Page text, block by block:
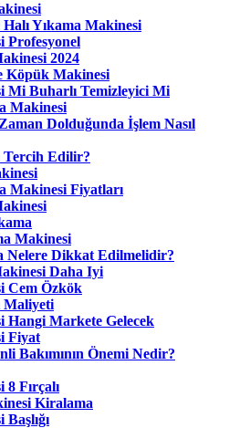
Yıkama Makinesi
Profesyonel
2024
Köpük Makinesi
Mi Buharlı Temizleyici Mi
Makinesi
Dolduğunda İşlem Nasıl
Tercih Edilir?
Makinesi Fiyatları
Makinesi
Nelere Dikkat Edilmelidir?
Daha Iyi
Cem Özkök
Maliyeti
Hangi Markete Gelecek
Fiyat
Bakımının Önemi Nedir?
8 Fırçalı
Kiralama